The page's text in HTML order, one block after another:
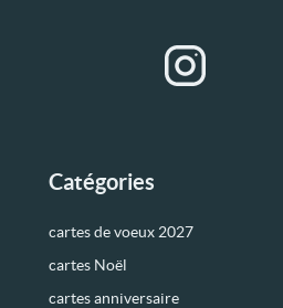
Catégories
cartes de voeux 2027
cartes Noël
cartes anniversaire